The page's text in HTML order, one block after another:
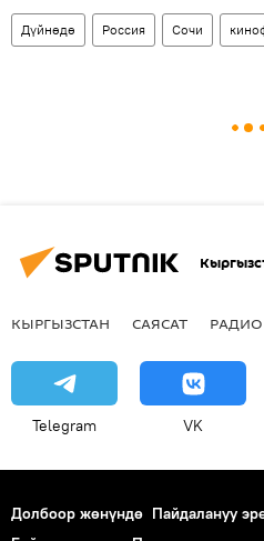
Дүйнөдө Россия Сочи
КЫРГЫЗСТАН САЯСАТ РАДИО
Telegram VK
Долбоор жөнүндө Пайдалануу